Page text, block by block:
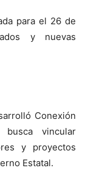
para el 26 de
y nuevas
Conexión
busca vincular
y proyectos
Estatal.